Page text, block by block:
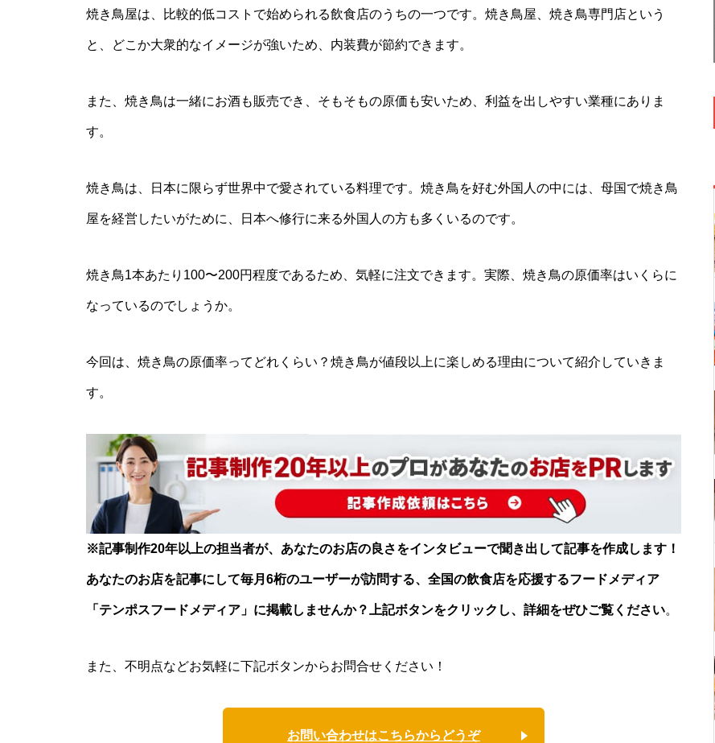
焼き鳥屋は、比較的低コストで始められる飲食店のうちの一つです。焼き鳥屋、焼き鳥専門店という
と、どこか大衆的なイメージが強いため、内装費が節約できます。
また、焼き鳥は一緒にお酒も販売でき、そもそもの原価も安いため、利益を出しやすい業種にありま
す。
焼き鳥は、日本に限らず世界中で愛されている料理です。焼き鳥を好む外国人の中には、母国で焼き鳥
屋を経営したいがために、日本へ修行に来る外国人の方も多くいるのです。
焼き鳥1本あたり100〜200円程度であるため、気軽に注文できます。実際、焼き鳥の原価率はいくらに
なっているのでしょうか。
今回は、焼き鳥の原価率ってどれくらい？焼き鳥が値段以上に楽しめる理由について紹介していきま
す。
※記事制作20年以上の担当者が、あなたのお店の良さをインタビューで聞き出して記事を作成します！
あなたのお店を記事にして毎月6桁のユーザーが訪問する、全国の飲食店を応援するフードメディア
「テンポスフードメディア」に掲載しませんか？上記ボタンをクリックし、詳細をぜひご覧ください。
また、不明点などお気軽に下記ボタンからお問合せください！
お問い合わせはこちらからどうぞ